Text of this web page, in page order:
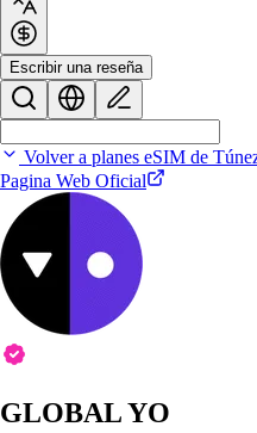
Escribir una reseña
Volver a planes eSIM de
Pagina Web Oficial
GLOBAL YO